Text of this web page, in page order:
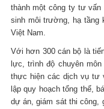
thành một công ty tư
sinh môi trường, hạ tầng
Việt Nam.
Với hơn 300 cán bộ là
lực, trình độ chuyên
thực hiện các dịch vụ tư
lập quy hoạch tổng thể,
dự án, giám sát thi công,